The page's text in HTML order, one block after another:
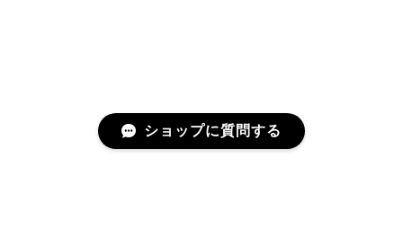
ショップに質問する